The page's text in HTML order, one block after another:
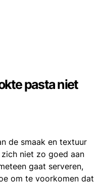
pasta niet
de smaak en textuur
niet zo goed aan
gaat serveren,
om te voorkomen dat